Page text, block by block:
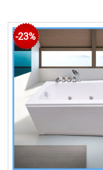
8001, bồn tắm góc
-23%